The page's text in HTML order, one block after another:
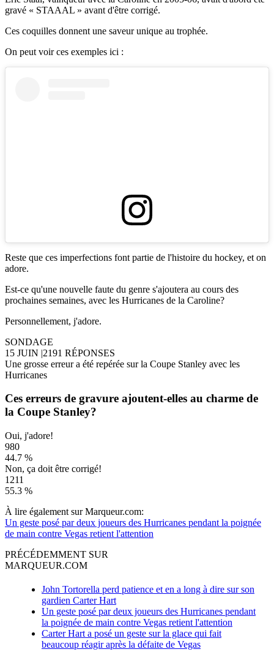
gravé « STAAAL » avant d'être corrigé.
Ces coquilles donnent une saveur unique au trophée.
On peut voir ces exemples ici :
Reste que ces imperfections font partie de l'histoire du hockey, et on
adore.
Est-ce qu'une nouvelle faute du genre s'ajoutera au cours des
prochaines semaines, avec les Hurricanes de la Caroline?
Personnellement, j'adore.
SONDAGE
15 JUIN |2191 RÉPONSES
Une grosse erreur a été repérée sur la Coupe Stanley avec les
Hurricanes
Ces erreurs de gravure ajoutent-elles au charme de
la Coupe Stanley?
Oui, j'adore!
980
44.7 %
Non, ça doit être corrigé!
1211
55.3 %
À lire également sur Marqueur.com:
Un geste posé par deux joueurs des Hurricanes pendant la poignée
de main contre Vegas retient l'attention
PRÉCÉDEMMENT SUR
MARQUEUR.COM
John Tortorella perd patience et en a long à dire sur son
gardien Carter Hart
Un geste posé par deux joueurs des Hurricanes pendant
la poignée de main contre Vegas retient l'attention
Carter Hart a posé un geste sur la glace qui fait
beaucoup réagir après la défaite de Vegas